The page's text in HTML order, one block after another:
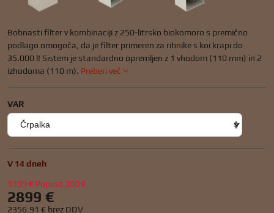
Bobnasti filter v kombinaciji z 250-litrsko biokomoro s premično
podlago omogoča, da je filter primeren za ribnike s koi krapi do
35.000 l! Sistem je standardno opremljen z 1 vhodom (110 mm) in 2
izhodoma (110 m). Preberi več
VAR
V 14 dneh
3199 € Popust 300 €
2899 €
2356,91 € brez DDV